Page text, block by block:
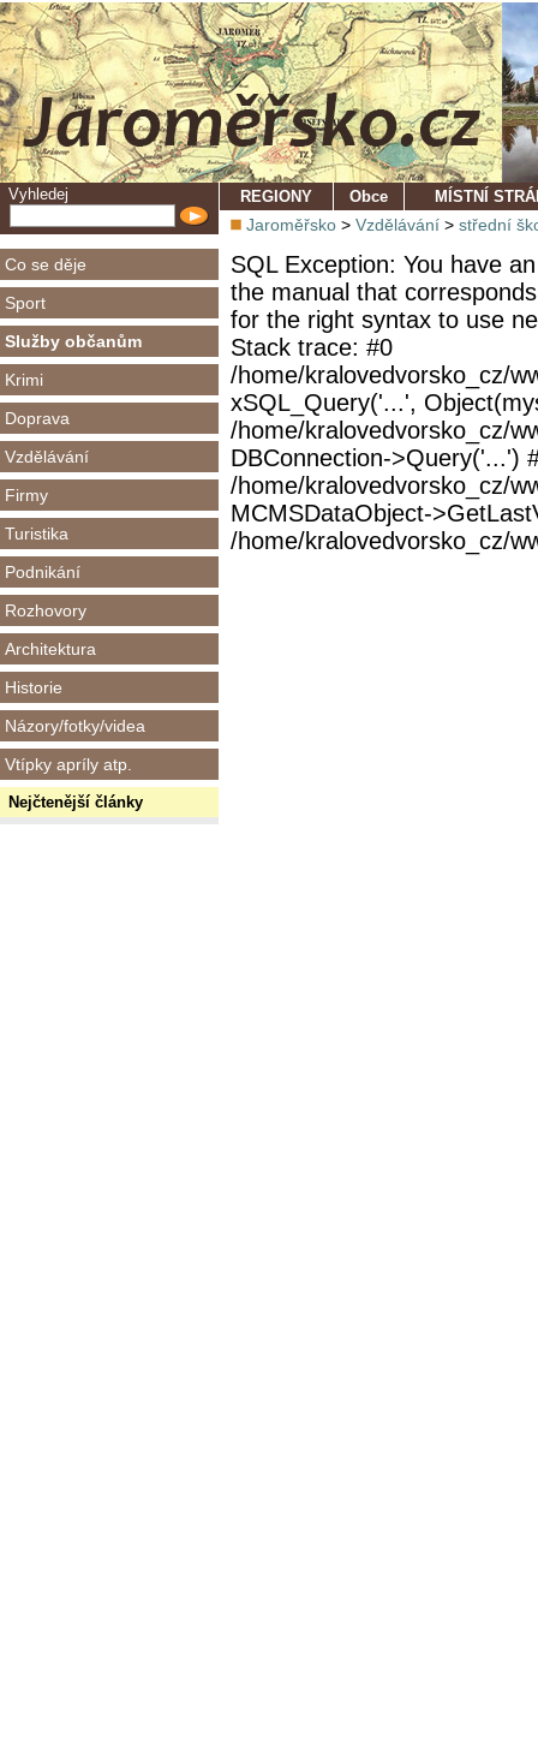
Vyhledej
Co se děje
Sport
Služby občanům
Krimi
Doprava
Vzdělávání
Firmy
Turistika
Podnikání
Rozhovory
Architektura
Historie
Názory/fotky/videa
Vtípky apríly atp.
Nejčtenější články
REGIONY Obce MÍSTNÍ
Jaroměřsko > Vzdělávání > střední
SQL Exception: You have
the manual that
for the right syntax to use
Stack trace: #0
/home/kralovedvorsko_cz/
xSQL_Query('...',
/home/kralovedvorsko_cz/
DBConnection->Query('...')
/home/kralovedvorsko_cz/
MCMSDataObject-
/home/kralovedvorsko_cz/